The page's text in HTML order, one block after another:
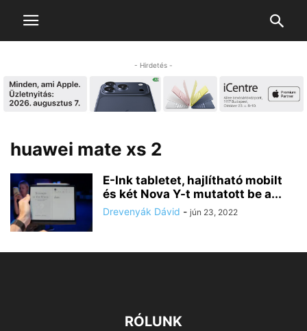
- Hirdetés -
huawei mate xs 2
E-Ink tabletet, hajlítható mobilt
és két Nova Y-t mutatott be a...
Drevenyák Dávid - jún 23, 2022
RÓLUNK